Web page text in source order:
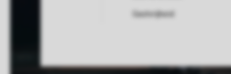
Gastvrijheid